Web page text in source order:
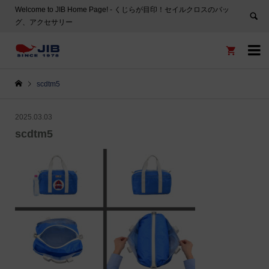
Welcome to JIB Home Page! ‐ くじらが目印！セイルクロスのバッ
グ、アクセサリー


scdtm5
2025.03.03
scdtm5